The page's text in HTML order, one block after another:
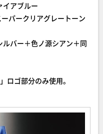
アブルー
パークリアグレートーン
バー＋色ノ源シアン＋同
ロゴ部分のみ使用。